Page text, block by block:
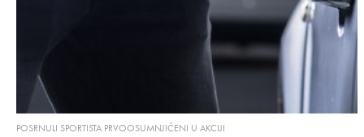
POSRNULI SPORTISTA PRVOOSUMNJIČENI U AKCIJI